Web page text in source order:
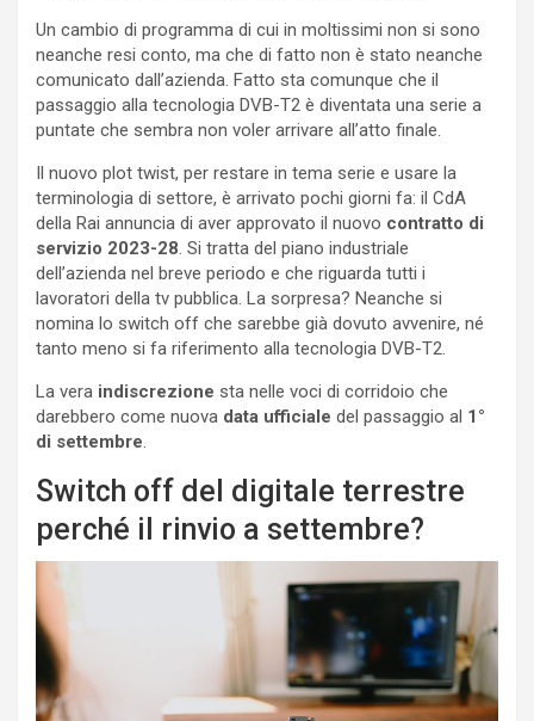
Un cambio di programma di cui in moltissimi non si sono
neanche resi conto, ma che di fatto non è stato neanche
comunicato dall’azienda. Fatto sta comunque che il
passaggio alla tecnologia DVB-T2 è diventata una serie a
puntate che sembra non voler arrivare all’atto finale.
Il nuovo plot twist, per restare in tema serie e usare la
terminologia di settore, è arrivato pochi giorni fa: il CdA
della Rai annuncia di aver approvato il nuovo contratto di
servizio 2023-28. Si tratta del piano industriale
dell’azienda nel breve periodo e che riguarda tutti i
lavoratori della tv pubblica. La sorpresa? Neanche si
nomina lo switch off che sarebbe già dovuto avvenire, né
tanto meno si fa riferimento alla tecnologia DVB-T2.
La vera indiscrezione sta nelle voci di corridoio che
darebbero come nuova data ufficiale del passaggio al 1°
di settembre.
Switch off del digitale terrestre
perché il rinvio a settembre?